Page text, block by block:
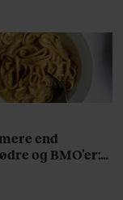
end
og BMO’er: